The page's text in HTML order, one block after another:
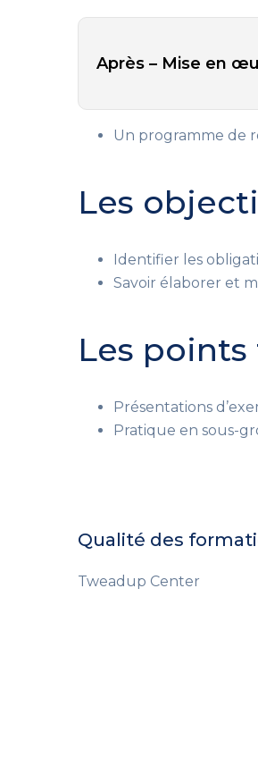
Après – Mise en
Un programme de
Les
Identifier les
Savoir élaborer et
Les
Présentations
Pratique en sous-
Qualité des
Tweadup Center